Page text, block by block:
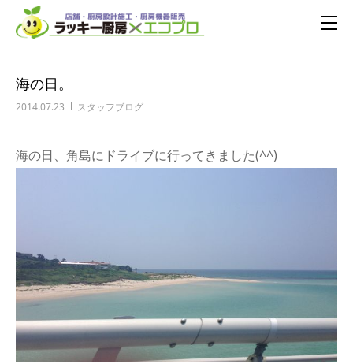
海の日。
2014.07.23 スタッフブログ
海の日、角島にドライブに行ってきました(^^)